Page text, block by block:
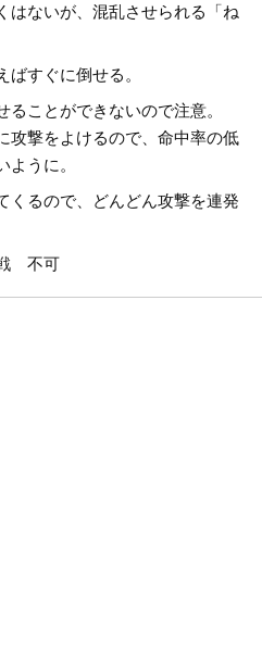
はないが、混乱させられる「ね
ばすぐに倒せる。
ることができないので注意。
攻撃をよけるので、命中率の低
ように。
くるので、どんどん攻撃を連発
不可